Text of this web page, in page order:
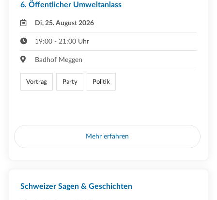
6. Öffentlicher Umweltanlass
Di, 25. August 2026
19:00 - 21:00 Uhr
Badhof Meggen
Vortrag Party Politik
Mehr erfahren
Schweizer Sagen & Geschichten